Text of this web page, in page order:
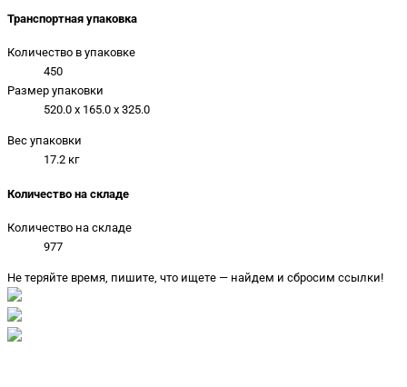
Транспортная упаковка
Количество в упаковке
450
Размер упаковки
520.0 x 165.0 x 325.0
Вес упаковки
17.2 кг
Количество на складе
Количество на складе
977
Не теряйте время, пишите, что ищете — найдем и сбросим ссылки!